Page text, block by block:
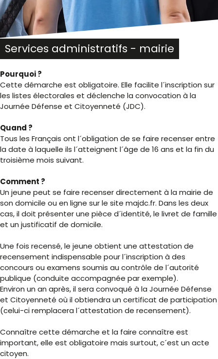
Services administratifs - mairie
Pourquoi ?
Cette démarche est obligatoire. Elle facilite l´inscription sur
les listes électorales et déclenche la convocation à la
Journée Défense et Citoyenneté (JDC).
Quand ?
Tous les Français ont l´obligation de se faire recenser entre
la date à laquelle ils l´atteignent l´âge de 16 ans et la fin du
troisième mois suivant.
Comment ?
Un jeune peut se faire recenser directement à la mairie de
son domicile ou en ligne sur le site majdc.fr. Dans les deux
cas, il doit présenter une pièce d´identité, le livret de famille
et un justificatif de domicile.
Une fois recensé, le jeune obtient une attestation de
recensement indispensable pour l´inscription à des
concours ou examens soumis au contrôle de l´autorité
publique (conduite accompagnée par exemple).
Environ un an après, il sera convoqué à la Journée Défense
et Citoyenneté où il obtiendra un certificat de participation
(celui-ci remplacera l´attestation de recensement).
Connaître cette démarche et la faire connaître est
important, elle est obligatoire mais surtout, c´est un acte
citoyen.